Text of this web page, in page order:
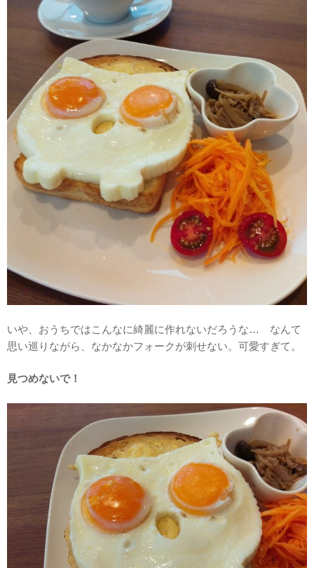
いや、おうちではこんなに綺麗に作れないだろうな… なんて
思い巡りながら、なかなかフォークが刺せない。可愛すぎて。
見つめないで！